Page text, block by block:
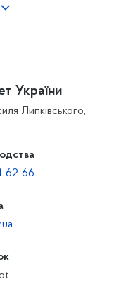
України
Липківського,
62-66